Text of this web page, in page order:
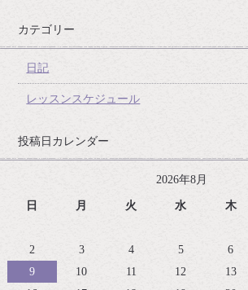
カテゴリー
日記
レッスンスケジュール
投稿日カレンダー
2026年8月
日 月 火 水 木
2
3 4 5 6
9
10 11 12 13